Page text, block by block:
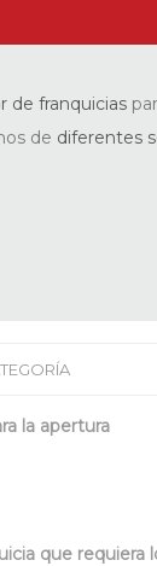
de franquicias
de diferentes
la apertura
que requiera